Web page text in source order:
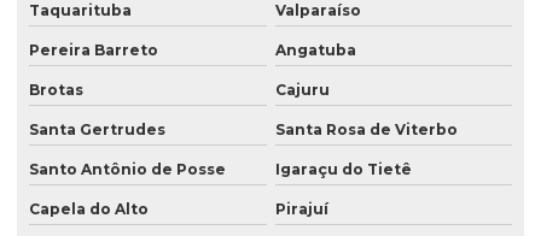
Taquarituba Valparaíso
Pereira Barreto Angatuba
Brotas Cajuru
Santa Gertrudes Santa Rosa de Viterbo
Santo Antônio de Posse Igaraçu do Tietê
Capela do Alto Pirajuí